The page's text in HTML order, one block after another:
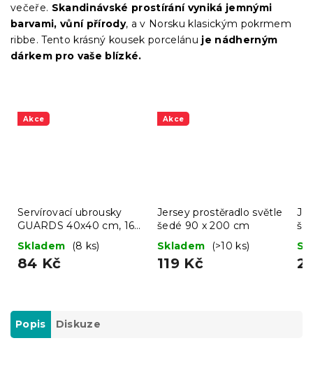
večeře. Skandinávské prostírání vyniká jemnými
barvami, vůní přírody, a v Norsku klasickým pokrmem
ribbe. Tento krásný kousek porcelánu je nádherným
dárkem pro vaše blízké.
Akce
Servírovací ubrousky
GUARDS 40x40 cm, 16
ks
Skladem (8 ks)
84 Kč
Akce
Jersey prostěradlo světle
šedé 90 x 200 cm
Skladem
(>10 ks)
119 Kč
Popis Diskuze